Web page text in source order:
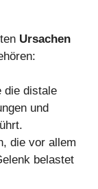
Ursachen
die distale
und
die vor allem
belastet